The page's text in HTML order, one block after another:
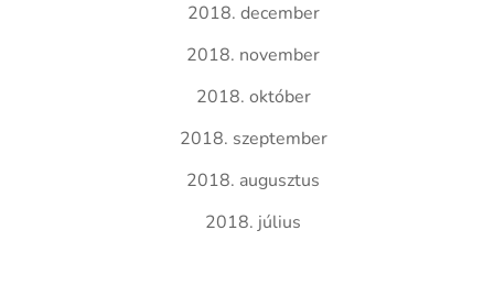
2018. december
2018. november
2018. október
2018. szeptember
2018. augusztus
2018. július